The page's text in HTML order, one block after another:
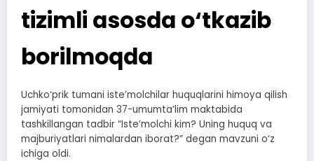
tizimli asosda o‘tkazib
borilmoqda
Uchko‘prik tumani iste’molchilar huquqlarini himoya qilish
jamiyati tomonidan 37-umumta’lim maktabida
tashkillangan tadbir “Iste’molchi kim? Uning huquq va
majburiyatlari nimalardan iborat?” degan mavzuni o‘z
ichiga oldi.